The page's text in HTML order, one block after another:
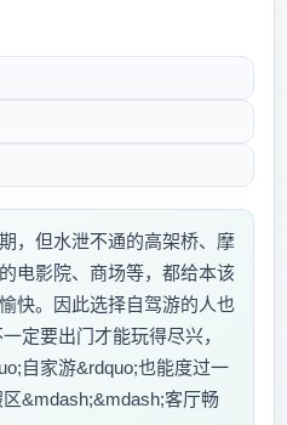
，但水泄不通的高架桥、摩
电影院、商场等，都给本该
快。因此选择自驾游的人也
定要出门才能玩得尽兴，
自家游&rdquo;也能度过一
&mdash;&mdash;客厅畅